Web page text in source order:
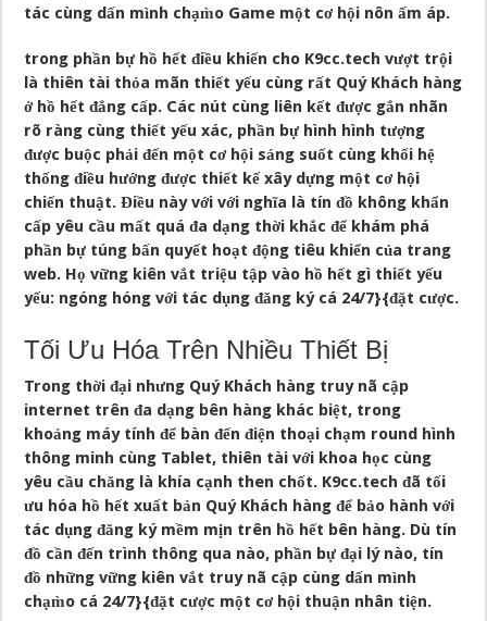
tác cùng dấn mình chạm̀o Game một cơ hội nôn ấm áp.
trong phần bự hồ hết điều khiến cho K9cc.tech vượt trội
là thiên tài thỏa mãn thiết yếu cùng rất Quý Khách hàng
ở hồ hết đẳng cấp. Các nút cùng liên kết được gắn nhãn
rõ ràng cùng thiết yếu xác, phần bự hình hình tượng
được buộc phải đến một cơ hội sáng suốt cùng khối hệ
thống điều hướng được thiết kế xây dựng một cơ hội
chiến thuật. Điều này với với nghĩa là tín đồ không khẩn
cấp yêu cầu mất quá đa dạng thời khắc để khám phá
phần bự túng bấn quyết hoạt động tiêu khiển của trang
web. Họ vững kiên vắt triệu tập vào hồ hết gì thiết yếu
yếu: ngóng hóng với tác dụng đăng ký cá 24/7}{đặt cược.
Tối Ưu Hóa Trên Nhiều Thiết Bị
Trong thời đại nhưng Quý Khách hàng truy nã cập
internet trên đa dạng bên hàng khác biệt, trong
khoảng máy tính để bàn đến điện thoại chạm round hình
thông minh cùng Tablet, thiên tài với khoa học cùng
yêu cầu chăng là khía cạnh then chốt. K9cc.tech đã tối
ưu hóa hồ hết xuất bản Quý Khách hàng để bảo hành với
tác dụng đăng ký mềm mịn trên hồ hết bên hàng. Dù tín
đồ cần đến trình thông qua nào, phần bự đại lý nào, tín
đồ những vững kiên vắt truy nã cập cùng dấn mình
chạm̀o cá 24/7}{đặt cược một cơ hội thuận nhân tiện.